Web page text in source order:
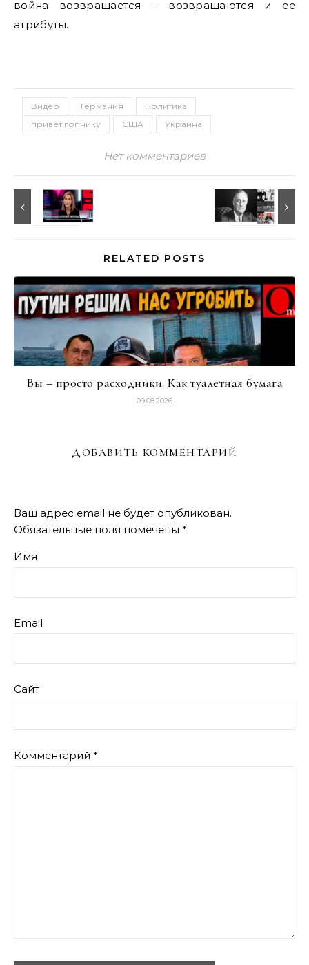
война возвращается – возвращаются и ее
атрибуты.
Видео Германия
Политика
привет гопнику
США Украина
Нет комментариев
RELATED POSTS
Вы – просто расходники. Как туалетная бумага
09.08.2026
ДОБАВИТЬ КОММЕНТАРИЙ
Ваш адрес email не будет опубликован.
Обязательные поля помечены *
Имя
Email
Сайт
Комментарий *